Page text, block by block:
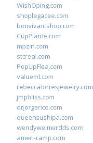
WishOping.com
shoplegacee.com
bonvivantshop.com
CupPlante.com
mpzin.com
stcreal.com
PopUpFlea.com
valueml.com
rebeccatorresjewelry.com
jmpbliss.com
drjorgerico.com
queensushipa.com
wendyweimerdds.com
ameri-camp.com